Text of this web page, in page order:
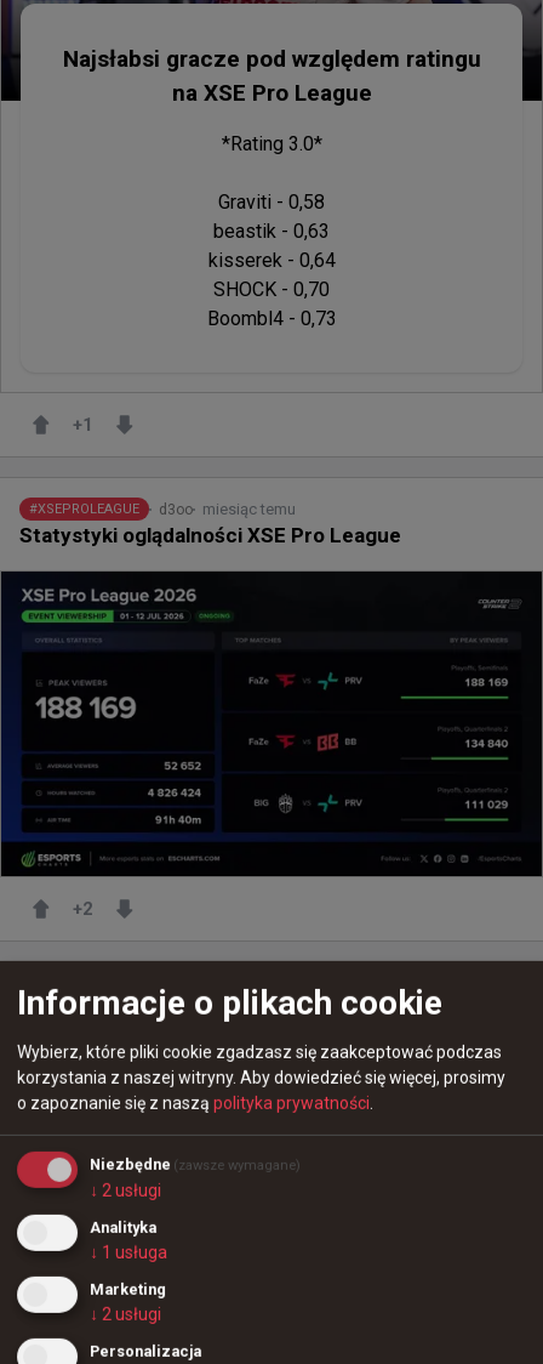
Najsłabsi gracze pod względem ratingu
na XSE Pro League
*Rating 3.0*
Graviti - 0,58
beastik - 0,63
kisserek - 0,64
SHOCK - 0,70
Boombl4 - 0,73
+1
#XSEPROLEAGUE d3oo miesiąc temu
Statystyki oglądalności XSE Pro League
+2
#XSEPROLEAGUE d3oo
Informacje o plikach cookie
Wybierz, które pliki cookie zgadzasz się zaakceptować podczas
korzystania z naszej witryny. Aby dowiedzieć się więcej, prosimy
o zapoznanie się z naszą polityka prywatności.
Niezbędne (zawsze wymagane)
↓ 2usługi
Analityka
↓ 1 usługa
Marketing
↓ 2usługi
Personalizacja